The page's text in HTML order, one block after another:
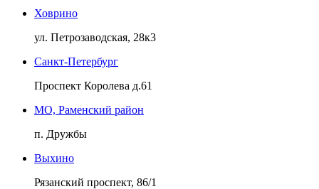
Ховрино
ул. Петрозаводская, 28к3
Санкт-Петербург
Проспект Королева д.61
МО, Раменский район
п. Дружбы
Выхино
Рязанский проспект, 86/1